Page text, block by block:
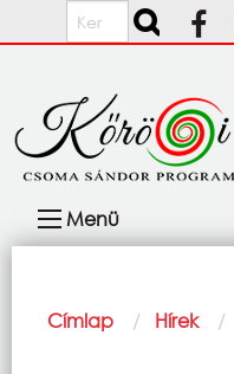
Ugrás a tartalomra
Keresés
navigáció
Menü
Morzsa
Címlap Hírek